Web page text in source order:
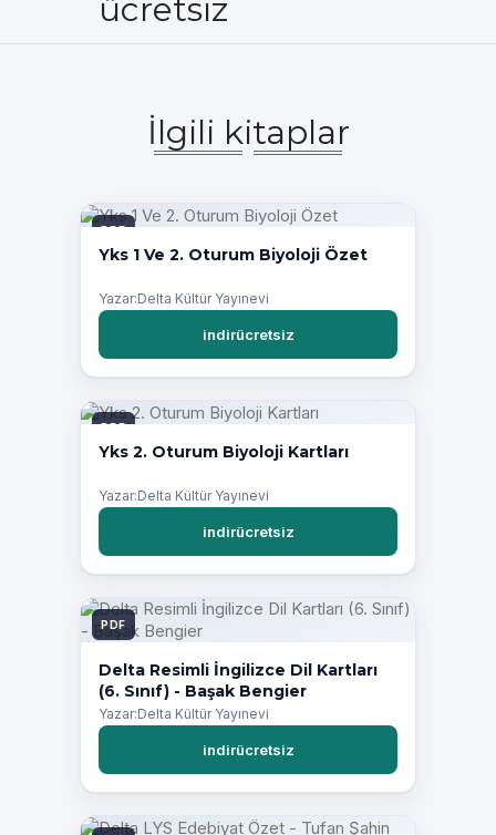
ücretsiz
İlgili kitaplar
PDF
Yks 1 Ve 2. Oturum Biyoloji Özet
Yazar:Delta Kültür Yayınevi
indirücretsiz
PDF
Yks 2. Oturum Biyoloji Kartları
Yazar:Delta Kültür Yayınevi
indirücretsiz
PDF
Delta Resimli İngilizce Dil Kartları
(6. Sınıf) - Başak Bengier
Yazar:Delta Kültür Yayınevi
indirücretsiz